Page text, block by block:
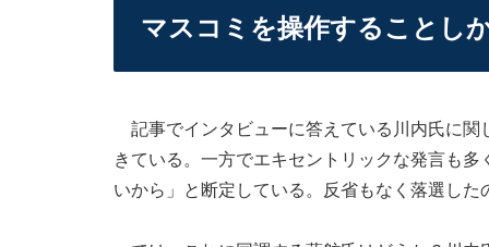
マスコミを操作することし
記事でインタビューに答えている川内氏に関
きている。一方でエキセントリックな発言も
いから」と断定している。反省もなく落選した